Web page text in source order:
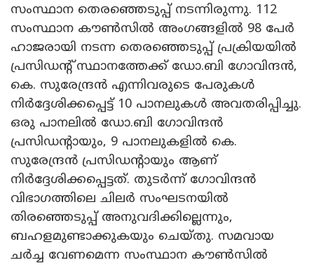
സംസ്ഥാന തെരഞ്ഞെടുപ്പ് നടന്നിരുന്നു. 112
സംസ്ഥാന കൗൺസിൽ അംഗങ്ങളിൽ 98 പേർ
ഹാജരായി നടന്ന തെരഞ്ഞെടുപ്പ് പ്രക്രിയയിൽ
പ്രസിഡന്റ് സ്ഥാനത്തേക്ക് ഡോ.ബി ഗോവിന്ദൻ,
കെ. സുരേന്ദ്രൻ എന്നിവരുടെ പേരുകൾ
നിർദ്ദേശിക്കപ്പെട്ട് 10 പാനലുകൾ അവതരിപ്പിച്ചു.
ഒരു പാനലിൽ ഡോ.ബി ഗോവിന്ദൻ
പ്രസിഡന്റായും, 9 പാനലുകളിൽ കെ.
സുരേന്ദ്രൻ പ്രസിഡന്റായും ആണ്
നിർദ്ദേശിക്കപ്പെട്ടത്. തുടർന്ന് ഗോവിന്ദൻ
വിഭാഗത്തിലെ ചിലർ സംഘടനയിൽ
തിരഞ്ഞെടുപ്പ് അനുവദിക്കില്ലെന്നും,
ബഹളമുണ്ടാക്കുകയും ചെയ്തു. സമവായ
ചർച്ച വേണമെന്ന സംസ്ഥാന കൗൺസിൽ